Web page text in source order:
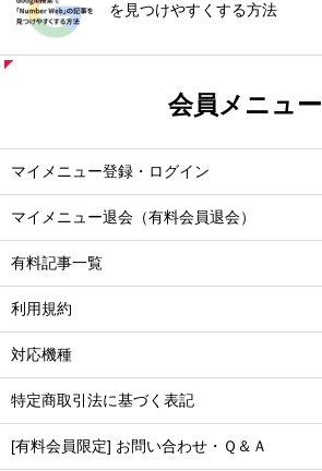
を見つけやすくする方法
会員メニュー
マイメニュー登録・ログイン
マイメニュー退会（有料会員退会）
有料記事一覧
利用規約
対応機種
特定商取引法に基づく表記
[有料会員限定] お問い合わせ・Ｑ＆Ａ